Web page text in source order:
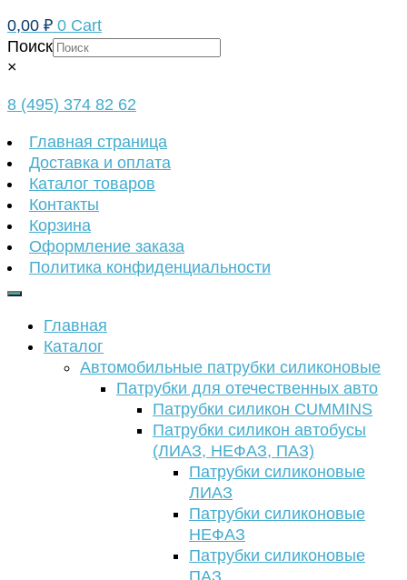
0,00 ₽ 0 Cart
Поиск
×
8 (495) 374 82 62
Главная страница
Доставка и оплата
Каталог товаров
Контакты
Корзина
Оформление заказа
Политика конфиденциальности
Главная
Каталог
Автомобильные патрубки силиконовые
Патрубки для отечественных авто
Патрубки силикон CUMMINS
Патрубки силикон автобусы
(ЛИАЗ, НЕФАЗ, ПАЗ)
Патрубки силиконовые
ЛИАЗ
Патрубки силиконовые
НЕФАЗ
Патрубки силиконовые
ПАЗ